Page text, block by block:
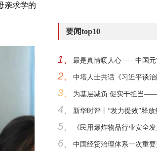
亲求学的
要闻top10
1、 最是真情暖人心——中国元
2、 中塔人士共话《习近平谈
3、 为基层减负 促实干担当
4、 新华时评丨“发力提效”释
5、 《民用爆炸物品行业安全
6、 中国经贸治理体系一次重